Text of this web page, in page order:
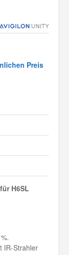
Preis
H6SL
IR-Strahler